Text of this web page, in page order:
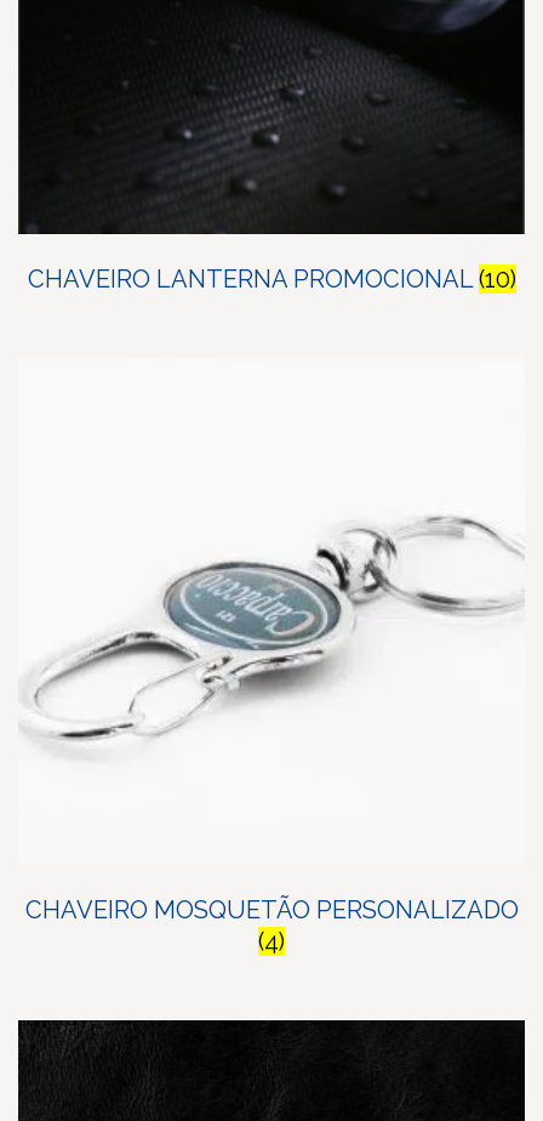
CHAVEIRO LANTERNA PROMOCIONAL(10)
CHAVEIRO MOSQUETÃO PERSONALIZADO
(4)